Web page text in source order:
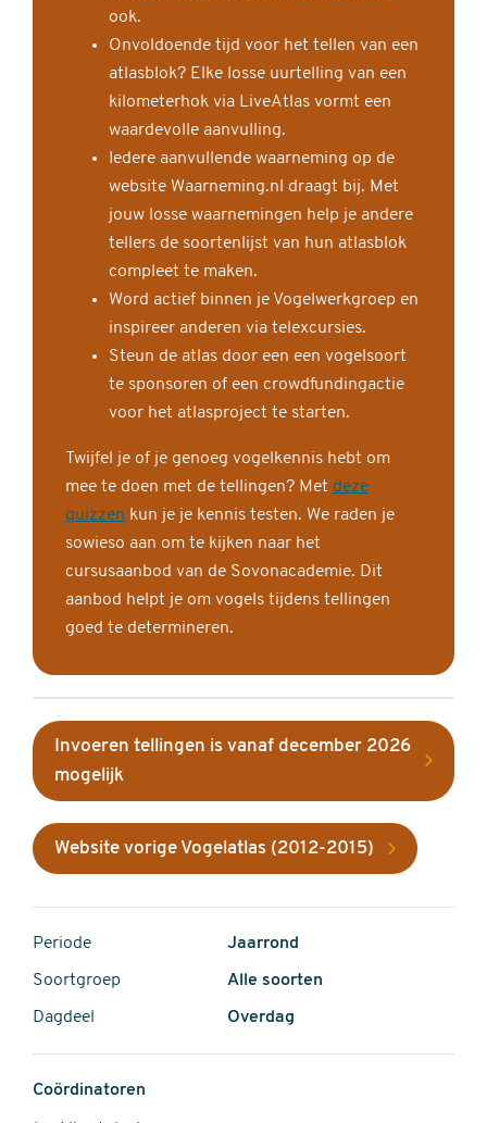
ook.
Onvoldoende tijd voor het tellen van een
atlasblok? Elke losse uurtelling van een
kilometerhok via LiveAtlas vormt een
waardevolle aanvulling.
Iedere aanvullende waarneming op de
website Waarneming.nl draagt bij. Met
jouw losse waarnemingen help je andere
tellers de soortenlijst van hun atlasblok
compleet te maken.
Word actief binnen je Vogelwerkgroep en
inspireer anderen via telexcursies.
Steun de atlas door een een vogelsoort
te sponsoren of een crowdfundingactie
voor het atlasproject te starten.
Twijfel je of je genoeg vogelkennis hebt om
mee te doen met de tellingen? Met deze
quizzen kun je je kennis testen. We raden je
sowieso aan om te kijken naar het
cursusaanbod van de Sovonacademie. Dit
aanbod helpt je om vogels tijdens tellingen
goed te determineren.
Invoeren tellingen is vanaf december 2026
mogelijk
Website vorige Vogelatlas (2012-2015)
Periode Jaarrond
Soortgroep Alle soorten
Dagdeel Overdag
Coördinatoren